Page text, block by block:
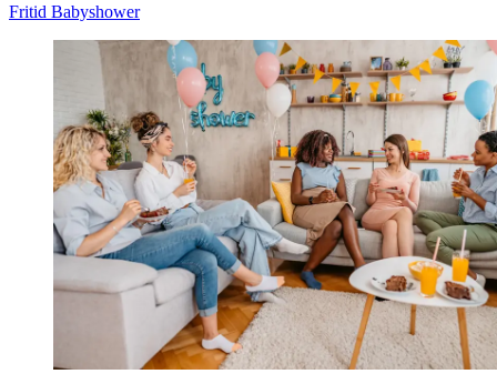
Fritid Babyshower